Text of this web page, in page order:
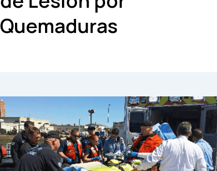
Quemaduras